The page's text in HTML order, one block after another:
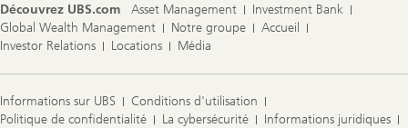
Découvrez UBS.com
Asset Management
Investment Bank
Global Wealth Management
Notre groupe
Accueil
Investor Relations
Locations Média
Informations sur UBS
Conditions d'utilisation
Politique de confidentialité
La cybersécurité
Informations juridiques